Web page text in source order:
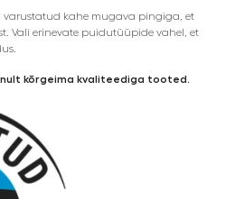
varustatud kahe mugava pingiga, et
Vali erinevate puidutüüpide vahel, et
kõrgeima kvaliteediga tooted.